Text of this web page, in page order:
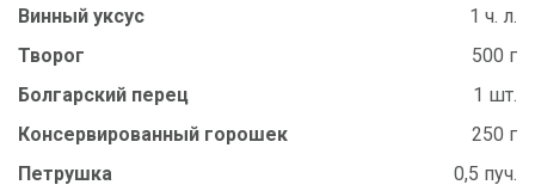
Винный уксус
1 ч. л.
Творог
500 г
Болгарский перец
1 шт.
Консервированный горошек
250 г
Петрушка
0,5 пуч.